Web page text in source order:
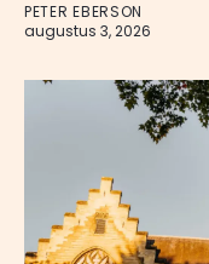
PETER EBERSON
augustus 3, 2026